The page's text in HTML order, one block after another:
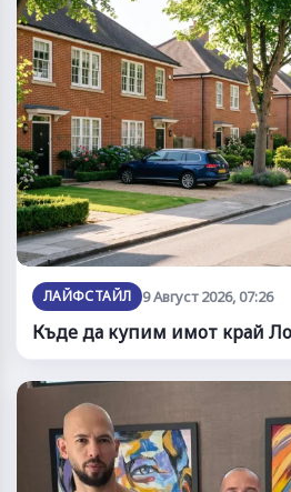
ЛАЙФСТАЙЛ 9 Август 2026, 07:26
Къде да купим имот край